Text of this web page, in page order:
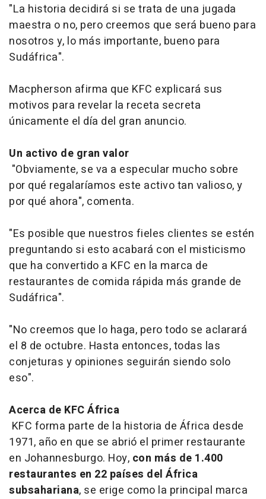
"La historia decidirá si se trata de una jugada
maestra o no, pero creemos que será bueno para
nosotros y, lo más importante, bueno para
Sudáfrica".
Macpherson afirma que KFC explicará sus
motivos para revelar la receta secreta
únicamente el día del gran anuncio.
Un activo de gran valor
"Obviamente, se va a especular mucho sobre
por qué regalaríamos este activo tan valioso, y
por qué ahora", comenta.
"Es posible que nuestros fieles clientes se estén
preguntando si esto acabará con el misticismo
que ha convertido a KFC en la marca de
restaurantes de comida rápida más grande de
Sudáfrica".
"No creemos que lo haga, pero todo se aclarará
el 8 de octubre. Hasta entonces, todas las
conjeturas y opiniones seguirán siendo solo
eso".
Acerca de KFC África
KFC forma parte de la historia de África desde
1971, año en que se abrió el primer restaurante
en Johannesburgo. Hoy, con más de 1.400
restaurantes en 22 países del África
subsahariana, se erige como la principal marca